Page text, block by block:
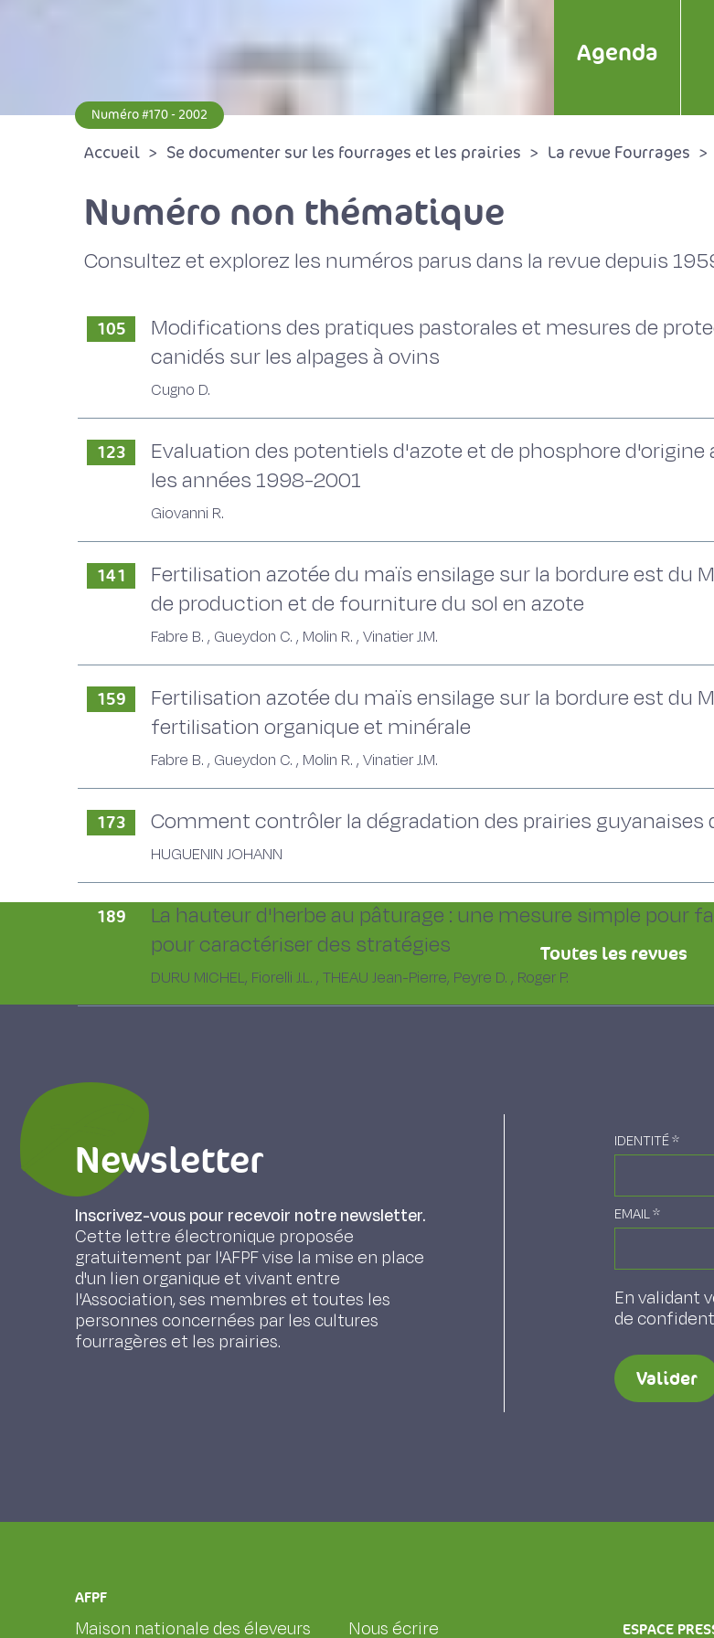
Agenda
Numéro #170 - 2002
Accueil Se documenter sur les fourrages et les prairies La revue Fourrages
Numéro non thématique
Consultez et explorez les numéros parus dans la revue depuis
105
Modifications des pratiques pastorales et mesures de
canidés sur les alpages à ovins
Cugno D.
123
Evaluation des potentiels d'azote et de phosphore
les années 1998-2001
Giovanni R.
141
Fertilisation azotée du maïs ensilage sur la bordure est du
de production et de fourniture du sol en azote
Fabre B. , Gueydon C. , Molin R. , Vinatier J.M.
159
Fertilisation azotée du maïs ensilage sur la bordure est du
fertilisation organique et minérale
Fabre B. , Gueydon C. , Molin R. , Vinatier J.M.
173 Comment contrôler la dégradation des prairies guyanaises
HUGUENIN JOHANN
189
La hauteur d'herbe au pâturage : une mesure simple pour
pour caractériser des stratégies
DURU MICHEL, Fiorelli J.L. , THEAU Jean-Pierre, Peyre D. , Roger P.
Toutes les revues
Newsletter
Inscrivez-vous pour recevoir notre newsletter.
Cette lettre électronique proposée
gratuitement par l'AFPF vise la mise en place
d'un lien organique et vivant entre
l'Association, ses membres et toutes les
personnes concernées par les cultures
fourragères et les prairies.
IDENTITÉ*
EMAIL*
En validant
de
Valider
AFPF
Maison nationale des éleveurs Nous écrire ESPACE